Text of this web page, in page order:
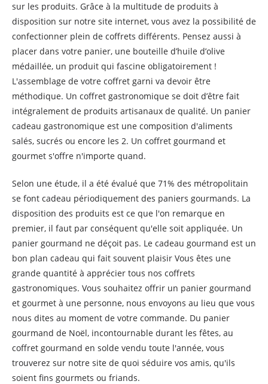
sur les produits. Grâce à la multitude de produits à
disposition sur notre site internet, vous avez la possibilité de
confectionner plein de coffrets différents. Pensez aussi à
placer dans votre panier, une bouteille d’huile d’olive
médaillée, un produit qui fascine obligatoirement !
L'assemblage de votre coffret garni va devoir être
méthodique. Un coffret gastronomique se doit d’être fait
intégralement de produits artisanaux de qualité. Un panier
cadeau gastronomique est une composition d'aliments
salés, sucrés ou encore les 2. Un coffret gourmand et
gourmet s'offre n'importe quand.
Selon une étude, il a été évalué que 71% des métropolitain
se font cadeau périodiquement des paniers gourmands. La
disposition des produits est ce que l'on remarque en
premier, il faut par conséquent qu'elle soit appliquée. Un
panier gourmand ne déçoit pas. Le cadeau gourmand est un
bon plan cadeau qui fait souvent plaisir Vous êtes une
grande quantité à apprécier tous nos coffrets
gastronomiques. Vous souhaitez offrir un panier gourmand
et gourmet à une personne, nous envoyons au lieu que vous
nous dites au moment de votre commande. Du panier
gourmand de Noël, incontournable durant les fêtes, au
coffret gourmand en solde vendu toute l'année, vous
trouverez sur notre site de quoi séduire vos amis, qu'ils
soient fins gourmets ou friands.